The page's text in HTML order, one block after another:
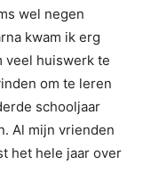
wel negen
kwam ik erg
veel huiswerk te
om te leren
schooljaar
Al mijn vrienden
het hele jaar over